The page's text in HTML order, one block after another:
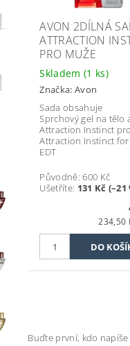
AVON 2DÍLNÁ
ATTRACTION
PRO MUŽE
Skladem (1 ks)
Značka: Avon
Sada obsahuje
Sprchový gel na tělo
Attraction Instinct
Attraction Instinct
EDT
Původně:600 Kč
Ušetříte: 131 Kč (–21
234,50
Buďte první, kdo